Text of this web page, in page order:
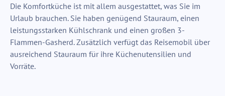
Die Komfortküche ist mit allem ausgestattet, was Sie im
Urlaub brauchen. Sie haben genügend Stauraum, einen
leistungsstarken Kühlschrank und einen großen 3-
Flammen-Gasherd. Zusätzlich verfügt das Reisemobil über
ausreichend Stauraum für ihre Küchenutensilien und
Vorräte.